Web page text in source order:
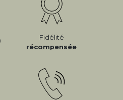
Fidélité
récompensée